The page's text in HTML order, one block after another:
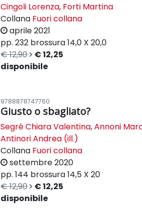
Cingoli Lorenza, Forti Martina
Collana Fuori collana
aprile 2021
pp. 232 brossura14,0 X 20,0
€ 12,90
€ 12,25
disponibile
9788878747760
Giusto o sbagliato?
Segré Chiara Valentina,Annoni
Antinori Andrea (ill.)
Collana Fuori collana
settembre 2020
pp. 144 brossura14,5 X 20
€ 12,90
€ 12,25
disponibile